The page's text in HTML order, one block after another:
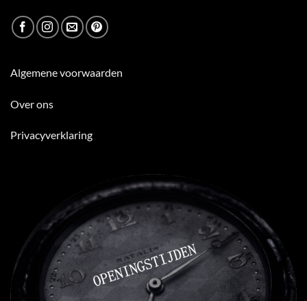
Algemene voorwaarden
Over ons
Privacyverklaring